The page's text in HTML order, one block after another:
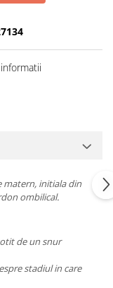
matern, initiala din
ombilical.
de un snur
stadiul in care